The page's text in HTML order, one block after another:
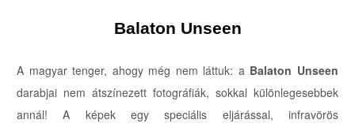
Balaton Unseen
A magyar tenger, ahogy még nem láttuk: a Balaton Unseen
darabjai nem átszínezett fotográfiák, sokkal különlegesebbek
annál! A képek egy speciális eljárással, infravörös